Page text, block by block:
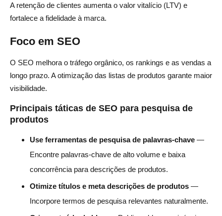
A retenção de clientes aumenta o valor vitalício (LTV) e
fortalece a fidelidade à marca.
Foco em SEO
O SEO melhora o tráfego orgânico, os rankings e as vendas a
longo prazo. A otimização das listas de produtos garante maior
visibilidade.
Principais táticas de SEO para pesquisa de
produtos
Use ferramentas de pesquisa de palavras-chave —
Encontre palavras-chave de alto volume e baixa
concorrência para descrições de produtos.
Otimize títulos e meta descrições de produtos —
Incorpore termos de pesquisa relevantes naturalmente.